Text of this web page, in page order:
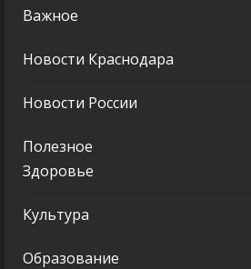
Важное
Новости Краснодара
Новости России
Полезное
Здоровье
Культура
Образование